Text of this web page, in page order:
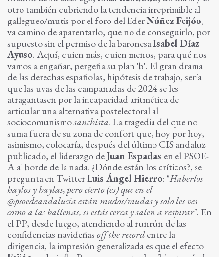
otro también cubriendo la tendencia irreprimible al
gallegueo/mutis por el foro del líderNúñez Feijóo,
va camino de aparentarlo, que no de conseguirlo, por
supuesto sin el permiso de la baronesaIsabel Díaz
Ayuso. Aquí, quien más, quien menos, para qué nos
vamos a engañar, pergeña su plan 'b'. El gran drama
de las derechas españolas, hipótesis de trabajo, sería
que las uvas de las campanadas de 2024 se les
atragantasen por la incapacidad aritmética de
articular una alternativa postelectoral al
sociocomunismosanchista. La tragedia del que no
suma fuera de su zona de confort que, hoy por hoy,
asimismo, colocaría, después del último CIS andaluz
publicado, el liderazgo deJuan Espadas en el PSOE-
A al borde de la nada. ¿Dónde están los críticos?, se
pregunta en TwitterLuis Ángel Hierro: "Haberlos
haylos y haylas, pero cierto (es) que en el
@psoedeandalucia están mudos/mudas y solo les ves
como a las ballenas, si estás cerca y salen a respirar". En
el PP, desde luego, atendiendo al runrún de las
confidencias navideñasoff the recordentre la
dirigencia, la impresión generalizada es que el efecto